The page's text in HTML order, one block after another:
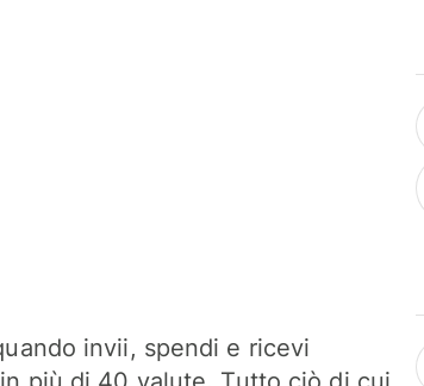
invii, spendi e ricevi